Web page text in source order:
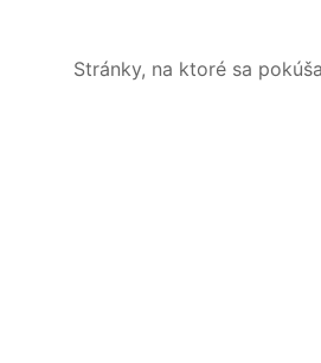
Stránky, na ktoré sa